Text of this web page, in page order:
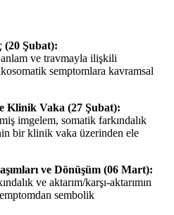
(20 Şubat):
ve travmayla ilişkili
semptomlara kavramsal
Klinik Vaka (27 Şubat):
imgelem, somatik farkındalık
bir klinik vaka üzerinden ele
ve Dönüşüm (06 Mart):
ve aktarım/karşı-aktarımın
sembolik